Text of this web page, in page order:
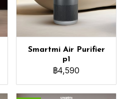
Smartmi Air Purifier
p1
฿4,590